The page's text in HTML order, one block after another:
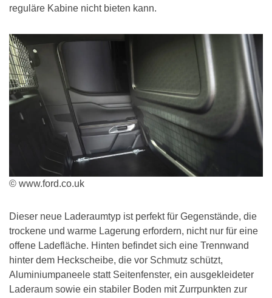
reguläre Kabine nicht bieten kann.
© www.ford.co.uk
Dieser neue Laderaumtyp ist perfekt für Gegenstände, die
trockene und warme Lagerung erfordern, nicht nur für eine
offene Ladefläche. Hinten befindet sich eine Trennwand
hinter dem Heckscheibe, die vor Schmutz schützt,
Aluminiumpaneele statt Seitenfenster, ein ausgekleideter
Laderaum sowie ein stabiler Boden mit Zurrpunkten zur